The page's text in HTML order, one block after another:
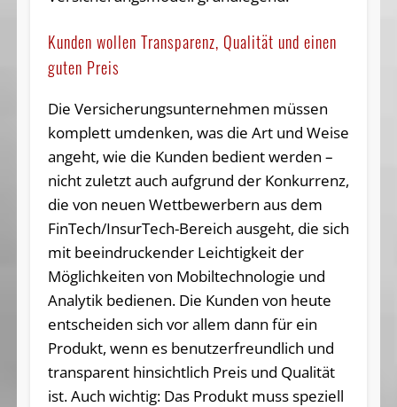
Kunden wollen Transparenz, Qualität und einen
guten Preis
Die Versicherungsunternehmen müssen
komplett umdenken, was die Art und Weise
angeht, wie die Kunden bedient werden –
nicht zuletzt auch aufgrund der Konkurrenz,
die von neuen Wettbewerbern aus dem
FinTech/InsurTech-Bereich ausgeht, die sich
mit beeindruckender Leichtigkeit der
Möglichkeiten von Mobiltechnologie und
Analytik bedienen. Die Kunden von heute
entscheiden sich vor allem dann für ein
Produkt, wenn es benutzerfreundlich und
transparent hinsichtlich Preis und Qualität
ist. Auch wichtig: Das Produkt muss speziell